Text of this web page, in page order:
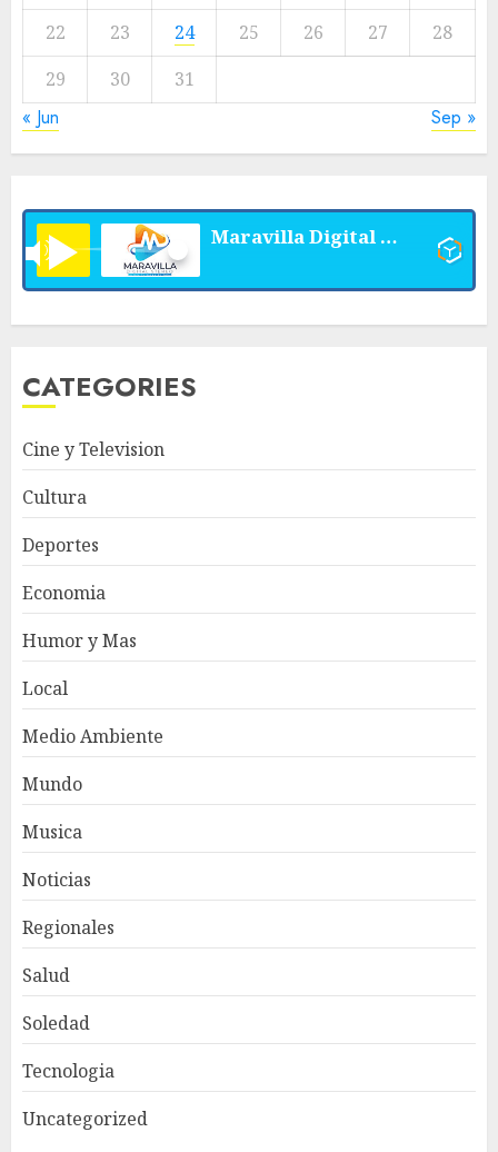
22
23 24 25 26 27
28
29
30 31
« Jun Sep »
Maravilla Digital Stereo
CATEGORIES
Cine y Television
Cultura
Deportes
Economia
Humor y Mas
Local
Medio Ambiente
Mundo
Musica
Noticias
Regionales
Salud
Soledad
Tecnologia
Uncategorized